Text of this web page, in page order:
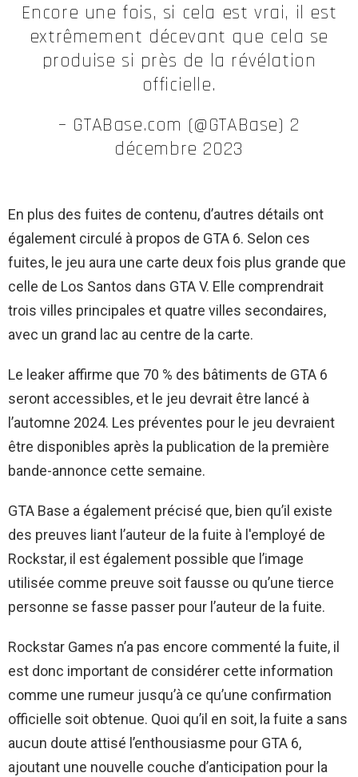
Encore une fois, si cela est vrai, il est
extrêmement décevant que cela se
produise si près de la révélation
officielle.
– GTABase.com (@GTABase) 2
décembre 2023
En plus des fuites de contenu, d’autres détails ont
également circulé à propos de GTA 6. Selon ces
fuites, le jeu aura une carte deux fois plus grande que
celle de Los Santos dans GTA V. Elle comprendrait
trois villes principales et quatre villes secondaires,
avec un grand lac au centre de la carte.
Le leaker affirme que 70 % des bâtiments de GTA 6
seront accessibles, et le jeu devrait être lancé à
l’automne 2024. Les préventes pour le jeu devraient
être disponibles après la publication de la première
bande-annonce cette semaine.
GTA Base a également précisé que, bien qu’il existe
des preuves liant l’auteur de la fuite à l'employé de
Rockstar, il est également possible que l’image
utilisée comme preuve soit fausse ou qu’une tierce
personne se fasse passer pour l’auteur de la fuite.
Rockstar Games n’a pas encore commenté la fuite, il
est donc important de considérer cette information
comme une rumeur jusqu’à ce qu’une confirmation
officielle soit obtenue. Quoi qu’il en soit, la fuite a sans
aucun doute attisé l’enthousiasme pour GTA 6,
ajoutant une nouvelle couche d’anticipation pour la